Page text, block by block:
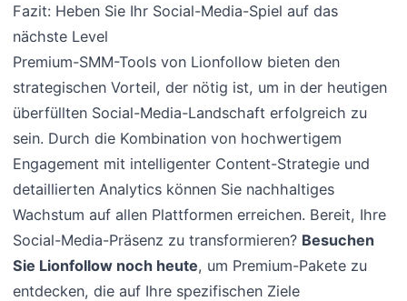
Fazit: Heben Sie Ihr Social-Media-Spiel auf das
nächste Level
Premium-SMM-Tools von Lionfollow bieten den
strategischen Vorteil, der nötig ist, um in der heutigen
überfüllten Social-Media-Landschaft erfolgreich zu
sein. Durch die Kombination von hochwertigem
Engagement mit intelligenter Content-Strategie und
detaillierten Analytics können Sie nachhaltiges
Wachstum auf allen Plattformen erreichen. Bereit, Ihre
Social-Media-Präsenz zu transformieren? Besuchen
Sie Lionfollow noch heute, um Premium-Pakete zu
entdecken, die auf Ihre spezifischen Ziele